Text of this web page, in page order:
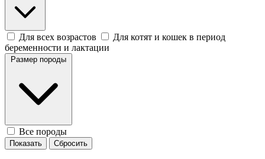
Для всех возрастов
Для котят и кошек в период
беременности и лактации
Размер породы
Все породы